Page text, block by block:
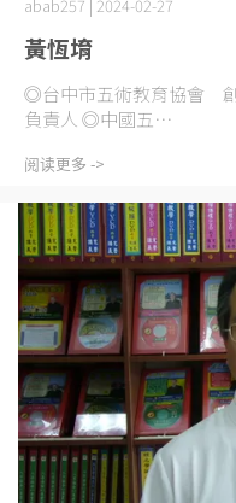
黃恆堉
abab257 | 2024-02-27
◎台中市五術教育協會
負責人 ◎中國五⋯
阅读更多 ->